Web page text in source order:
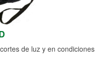
de luz y en condiciones